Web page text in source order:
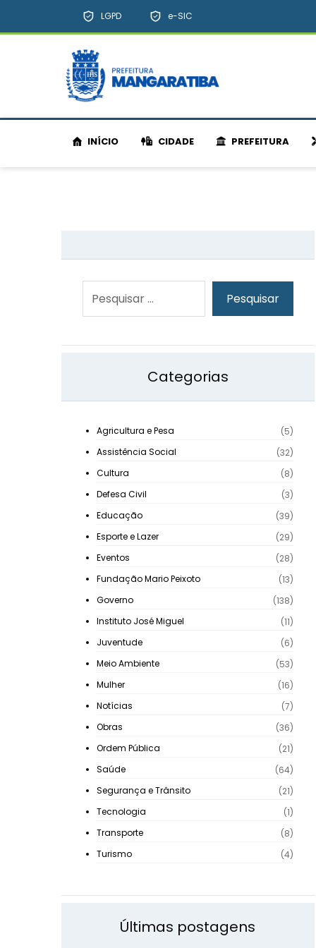
LGPD e-SIC
INÍCIO CIDADE PREFEITURA
Categorias
Agricultura e Pesa
(5)
Assistência Social
(32)
Cultura
(8)
Defesa Civil
(3)
Educação
(39)
Esporte e Lazer
(29)
Eventos
(28)
Fundação Mario Peixoto
(13)
Governo
(138)
Instituto José Miguel
(11)
Juventude
(6)
Meio Ambiente
(53)
Mulher
(16)
Notícias
(7)
Obras
(36)
Ordem Pública
(21)
Saúde
(64)
Segurança e Trânsito
(21)
Tecnologia
(1)
Transporte
(8)
Turismo
(4)
Últimas postagens